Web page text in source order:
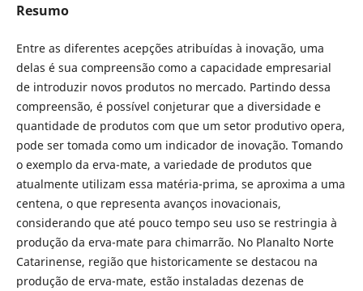
Resumo
Entre as diferentes acepções atribuídas à inovação, uma
delas é sua compreensão como a capacidade empresarial
de introduzir novos produtos no mercado. Partindo dessa
compreensão, é possível conjeturar que a diversidade e
quantidade de produtos com que um setor produtivo opera,
pode ser tomada como um indicador de inovação. Tomando
o exemplo da erva-mate, a variedade de produtos que
atualmente utilizam essa matéria-prima, se aproxima a uma
centena, o que representa avanços inovacionais,
considerando que até pouco tempo seu uso se restringia à
produção da erva-mate para chimarrão. No Planalto Norte
Catarinense, região que historicamente se destacou na
produção de erva-mate, estão instaladas dezenas de